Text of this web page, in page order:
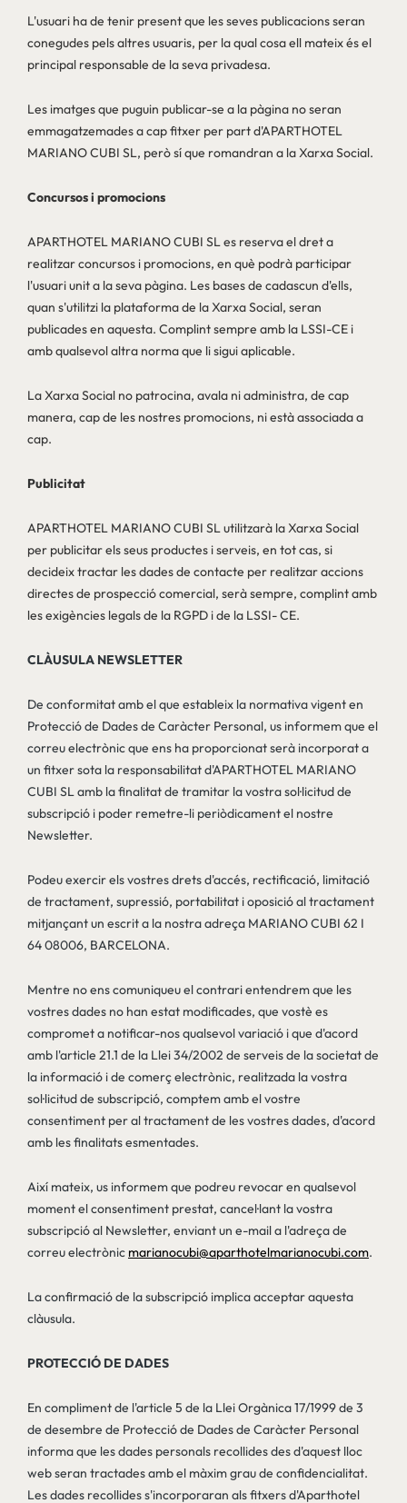
L'usuari ha de tenir present que les seves publicacions seran
conegudes pels altres usuaris, per la qual cosa ell mateix és el
principal responsable de la seva privadesa.
Les imatges que puguin publicar-se a la pàgina no seran
emmagatzemades a cap fitxer per part d'APARTHOTEL
MARIANO CUBI SL, però sí que romandran a la Xarxa Social.
Concursos i promocions
APARTHOTEL MARIANO CUBI SL es reserva el dret a
realitzar concursos i promocions, en què podrà participar
l'usuari unit a la seva pàgina. Les bases de cadascun d'ells,
quan s'utilitzi la plataforma de la Xarxa Social, seran
publicades en aquesta. Complint sempre amb la LSSI-CE i
amb qualsevol altra norma que li sigui aplicable.
La Xarxa Social no patrocina, avala ni administra, de cap
manera, cap de les nostres promocions, ni està associada a
cap.
Publicitat
APARTHOTEL MARIANO CUBI SL utilitzarà la Xarxa Social
per publicitar els seus productes i serveis, en tot cas, si
decideix tractar les dades de contacte per realitzar accions
directes de prospecció comercial, serà sempre, complint amb
les exigències legals de la RGPD i de la LSSI- CE.
CLÀUSULA NEWSLETTER
De conformitat amb el que estableix la normativa vigent en
Protecció de Dades de Caràcter Personal, us informem que el
correu electrònic que ens ha proporcionat serà incorporat a
un fitxer sota la responsabilitat d'APARTHOTEL MARIANO
CUBI SL amb la finalitat de tramitar la vostra sol·licitud de
subscripció i poder remetre-li periòdicament el nostre
Newsletter.
Podeu exercir els vostres drets d'accés, rectificació, limitació
de tractament, supressió, portabilitat i oposició al tractament
mitjançant un escrit a la nostra adreça MARIANO CUBI 62 I
64 08006, BARCELONA.
Mentre no ens comuniqueu el contrari entendrem que les
vostres dades no han estat modificades, que vostè es
compromet a notificar-nos qualsevol variació i que d'acord
amb l'article 21.1 de la Llei 34/2002 de serveis de la societat de
la informació i de comerç electrònic, realitzada la vostra
sol·licitud de subscripció, comptem amb el vostre
consentiment per al tractament de les vostres dades, d'acord
amb les finalitats esmentades.
Així mateix, us informem que podreu revocar en qualsevol
moment el consentiment prestat, cancel·lant la vostra
subscripció al Newsletter, enviant un e-mail a l'adreça de
correu electrònic marianocubi@aparthotelmarianocubi.com.
La confirmació de la subscripció implica acceptar aquesta
clàusula.
PROTECCIÓ DE DADES
En compliment de l'article 5 de la Llei Orgànica 17/1999 de 3
de desembre de Protecció de Dades de Caràcter Personal
informa que les dades personals recollides des d'aquest lloc
web seran tractades amb el màxim grau de confidencialitat.
Les dades recollides s'incorporaran als fitxers d'Aparthotel